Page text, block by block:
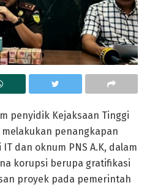
penyidik Kejaksaan Tinggi
penangkapan
dan oknum PNS A.K, dalam
korupsi berupa gratifikasi
proyek pada pemerintah